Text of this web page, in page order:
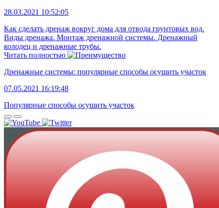
28.03.2021 10:52:05
Как сделать дренаж вокруг дома для отвода грунтовых вод.
Виды дренажа. Монтаж дренажной системы. Дренажный
колодец и дренажные трубы.
Читать полностью
Дренажные системы: популярные способы осушить участок
07.05.2021 16:19:48
Популярные способы осушить участок